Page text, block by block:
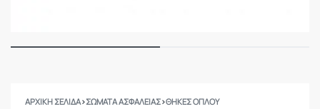
ΑΡΧΙΚΉ ΣΕΛΊΔΑ›ΣΩΜΑΤΑ ΑΣΦΑΛΕΙΑΣ›ΘΉΚΕΣ ΌΠΛΟΥ